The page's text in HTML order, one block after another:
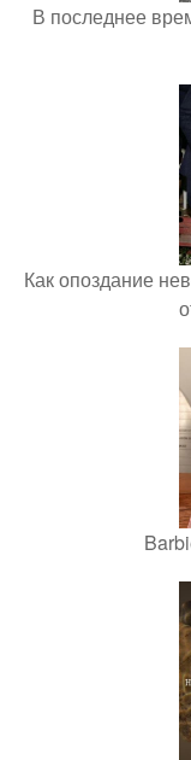
В последнее
Как опоздание